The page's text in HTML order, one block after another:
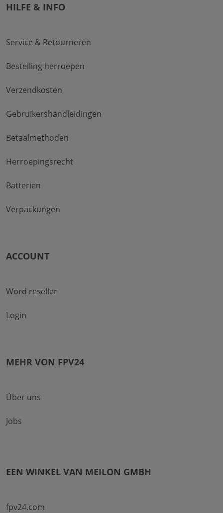
HILFE & INFO
Service & Retourneren
Bestelling herroepen
Verzendkosten
Gebruikershandleidingen
Betaalmethoden
Herroepingsrecht
Batterien
Verpackungen
ACCOUNT
Word reseller
Login
MEHR VON FPV24
Über uns
Jobs
EEN WINKEL VAN MEILON GMBH
fpv24.com